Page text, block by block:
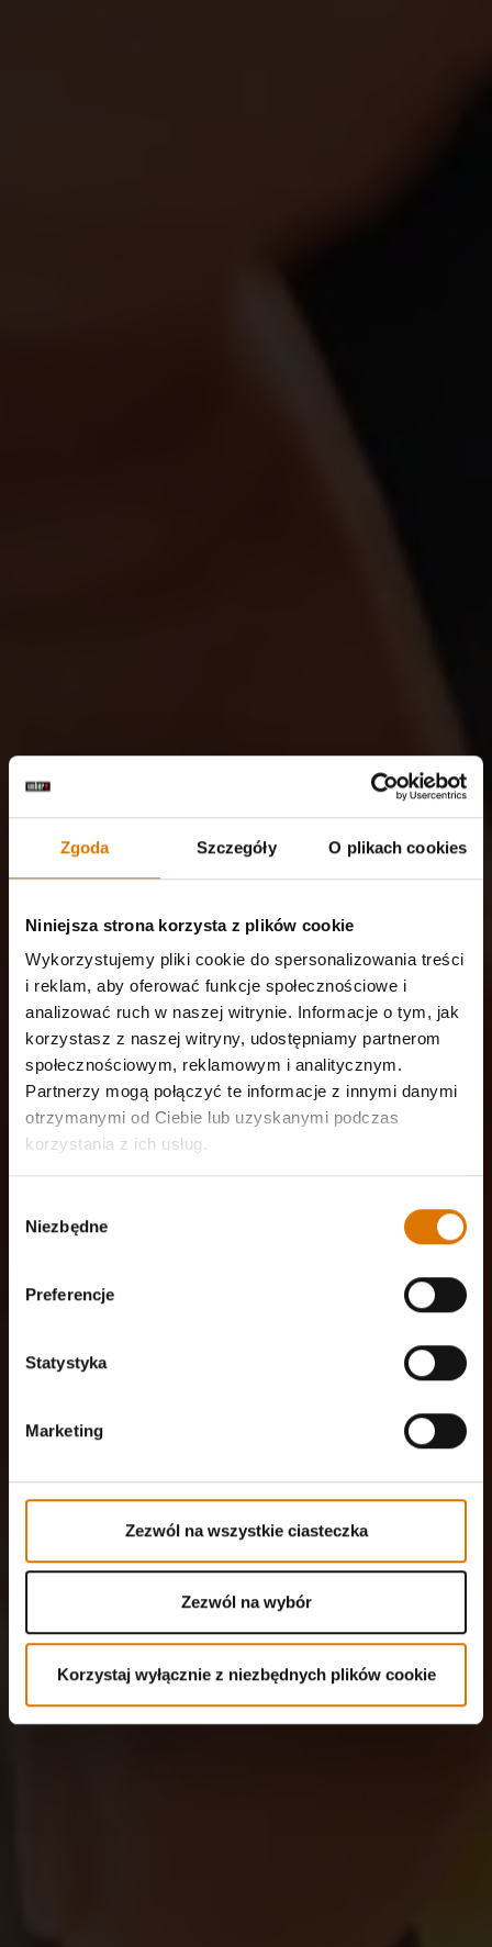
Zgoda Szczegóły O plikach cookies
Niniejsza strona korzysta z plików cookie
Wykorzystujemy pliki cookie do spersonalizowania treści
i reklam, aby oferować funkcje społecznościowe i
analizować ruch w naszej witrynie. Informacje o tym, jak
korzystasz z naszej witryny, udostępniamy partnerom
społecznościowym, reklamowym i analitycznym.
Partnerzy mogą połączyć te informacje z innymi danymi
otrzymanymi od Ciebie lub uzyskanymi podczas
korzystania z ich usług.
zgody
Niezbędne
Preferencje
Statystyka
Marketing
Zezwól na wszystkie ciasteczka
Zezwól na wybór
Korzystaj wyłącznie z niezbędnych plików cookie